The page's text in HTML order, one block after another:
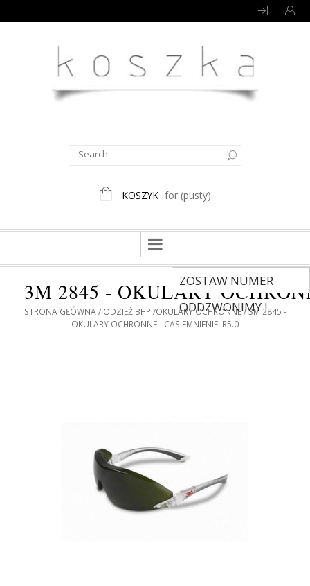
KOSZYK for (pusty)
ZOSTAW NUMER
ODDZWONIMY !
3M 2845 - OKULARY
STRONA GŁÓWNA ODZIEŻ BHP OKULARY OCHRONNE 3M 2845 -
OKULARY OCHRONNE - CASIEMNIENIE IR5.0